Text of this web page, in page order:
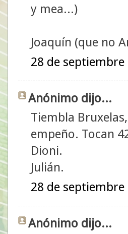
y mea...)
Joaquín (que no
28 de septiembre
Anónimo dijo...
Tiembla
empeño. Tocan
Dioni.
Julián.
28 de septiembre
Anónimo dijo...